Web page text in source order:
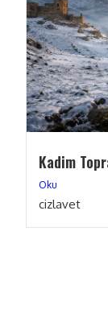
Kadim
Oku
cizlavet